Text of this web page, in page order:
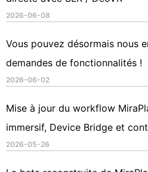
2026-06-08
Vous pouvez désormais nous
demandes de fonctionnalités !
2026-06-02
Mise à jour du workflow
immersif, Device Bridge et
2026-05-26